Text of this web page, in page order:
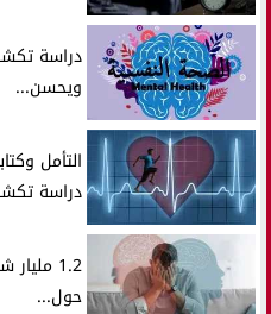
دراسة
ويحسن...
التأمل
دراسة
1.2
حول...